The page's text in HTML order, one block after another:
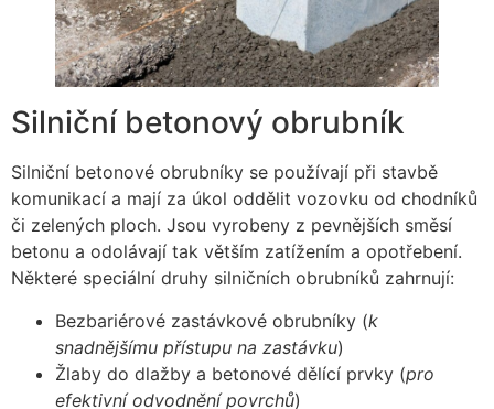
Silniční betonový obrubník
Silniční betonové obrubníky se používají při stavbě
komunikací a mají za úkol oddělit vozovku od chodníků
či zelených ploch. Jsou vyrobeny z pevnějších směsí
betonu a odolávají tak větším zatížením a opotřebení.
Některé speciální druhy silničních obrubníků zahrnují:
Bezbariérové zastávkové obrubníky (k
snadnějšímu přístupu na zastávku)
Žlaby do dlažby a betonové dělící prvky (pro
efektivní odvodnění povrchů)